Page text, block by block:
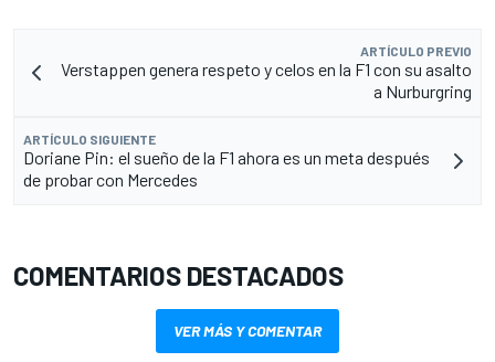
ARTÍCULO PREVIO
Verstappen genera respeto y celos en la F1 con su asalto
a Nurburgring
ARTÍCULO SIGUIENTE
Doriane Pin: el sueño de la F1 ahora es un meta después
de probar con Mercedes
COMENTARIOS DESTACADOS
VER MÁS Y COMENTAR